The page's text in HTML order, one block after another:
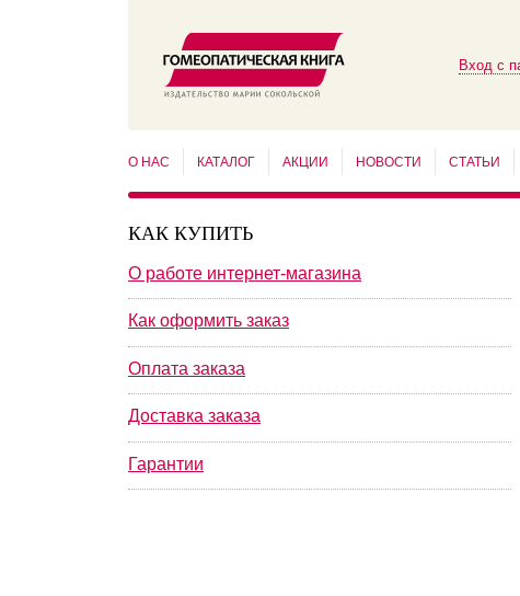
Вход с
О НАС КАТАЛОГ АКЦИИ НОВОСТИ СТАТЬИ
КАК КУПИТЬ
О работе интернет-магазина
Как оформить заказ
Оплата заказа
Доставка заказа
Гарантии